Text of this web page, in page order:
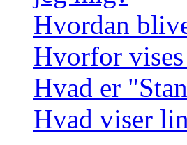
Hvordan
Hvorfor
Hvad er
Hvad viser